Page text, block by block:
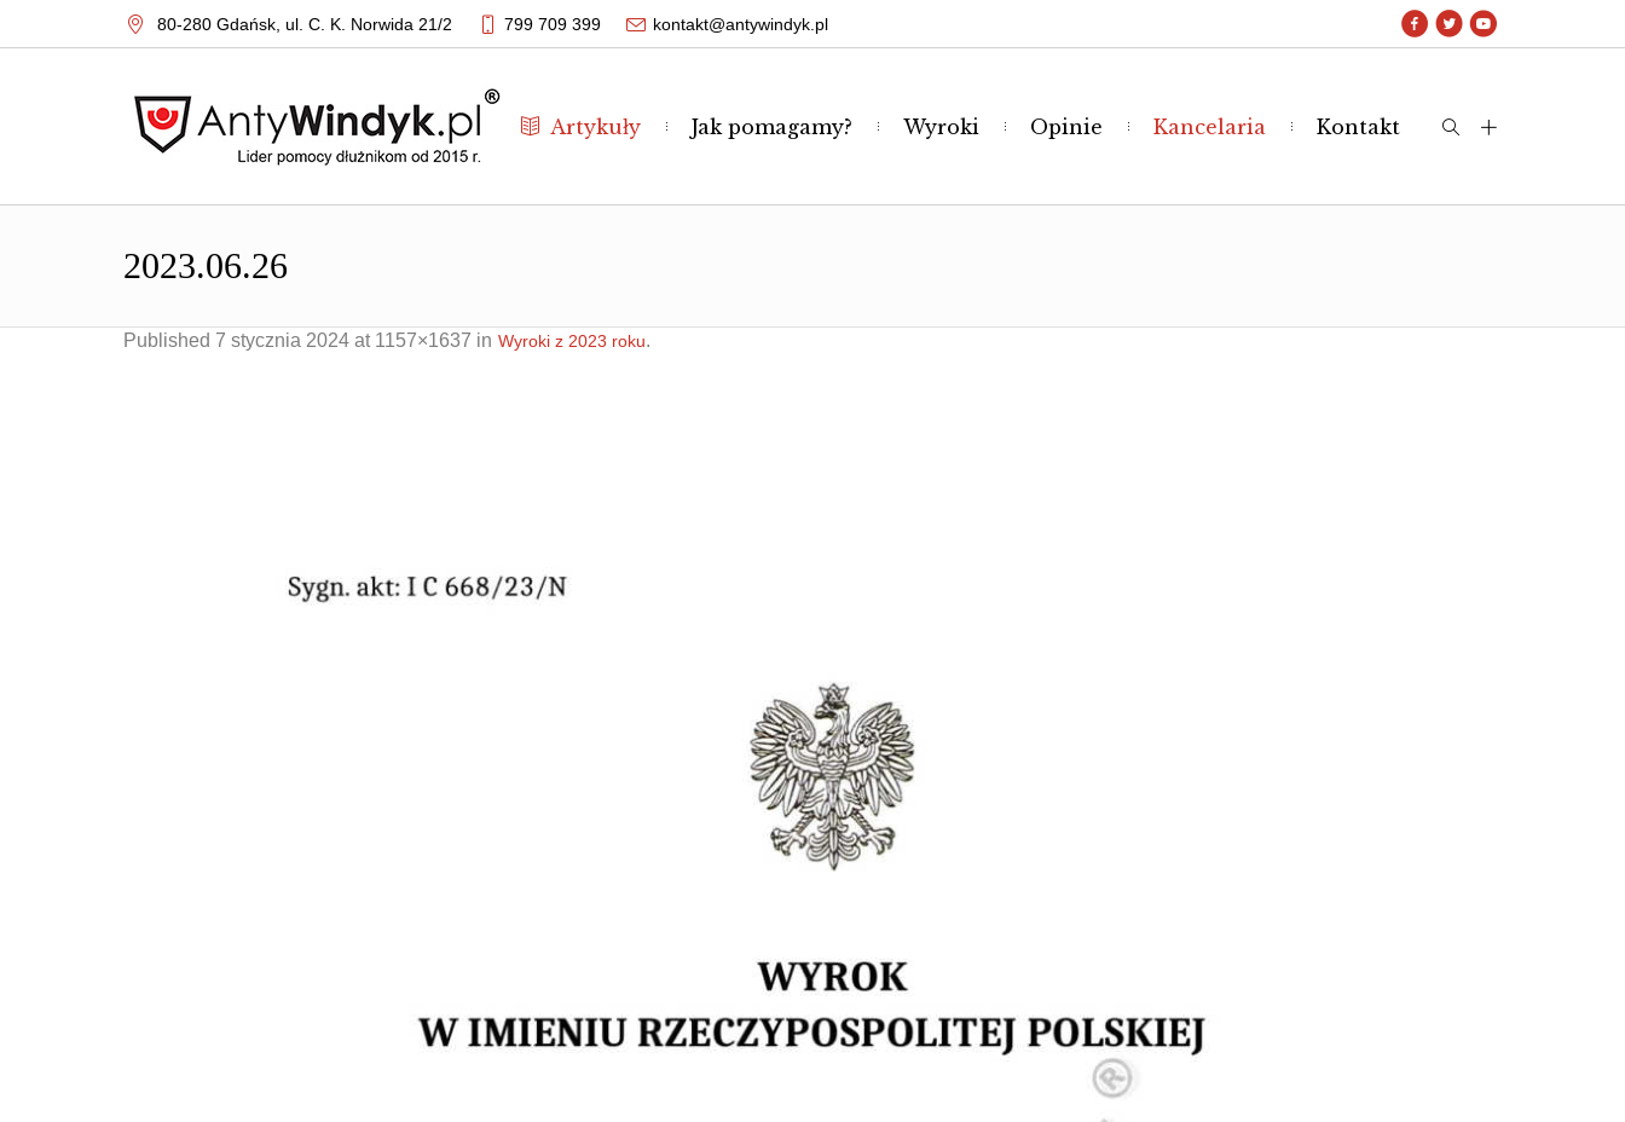
Reprezentacja procesowa
80-280 Gdańsk, ul. C. K. Norwida 21/2 799 709 399 kontakt@antywindyk.pl
Artykuły Jak pomagamy? Wyroki Opinie Kancelaria Kontakt
2023.06.26
Published 7 stycznia 2024 at 1157×1637 in Wyroki z 2023 roku.